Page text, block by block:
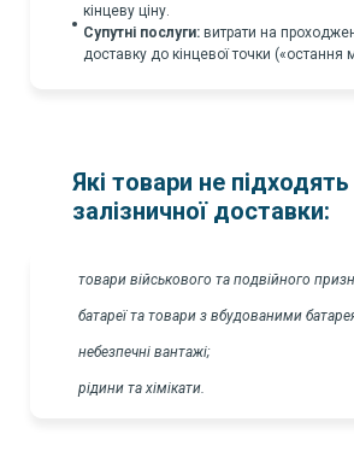
кінцеву ціну.
Супутні послуги: витрати на
доставку до кінцевої точки («остання
Які товари не
залізничної доставки:
товари військового та подвійного
батареї та товари з вбудованими
небезпечні вантажі;
рідини та хімікати.